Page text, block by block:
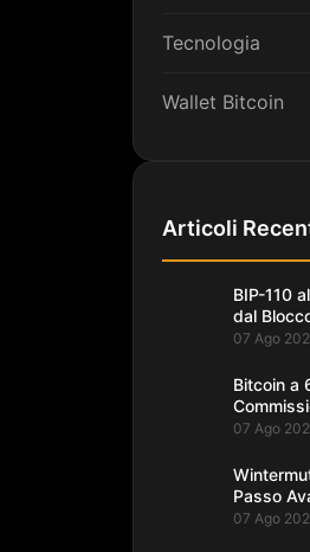
Tecnologia
Wallet Bitcoin
Articoli
BIP-110
dal
07 Ago
Bitcoin a
da un
07 Ago
Passo
07 Ago